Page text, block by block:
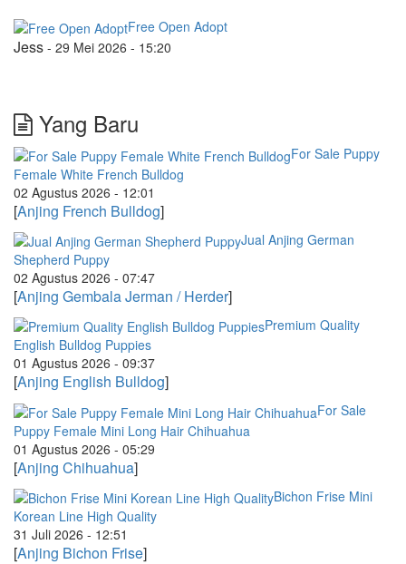
Free Open Adopt
Jess - 29 Mei 2026 - 15:20
Yang Baru
For Sale Puppy
Female White French Bulldog
02 Agustus 2026 - 12:01
[Anjing French Bulldog]
Jual Anjing German
Shepherd Puppy
02 Agustus 2026 - 07:47
[Anjing Gembala Jerman / Herder]
Premium Quality
English Bulldog Puppies
01 Agustus 2026 - 09:37
[Anjing English Bulldog]
For Sale
Puppy Female Mini Long Hair Chihuahua
01 Agustus 2026 - 05:29
[Anjing Chihuahua]
Bichon Frise Mini
Korean Line High Quality
31 Juli 2026 - 12:51
[Anjing Bichon Frise]